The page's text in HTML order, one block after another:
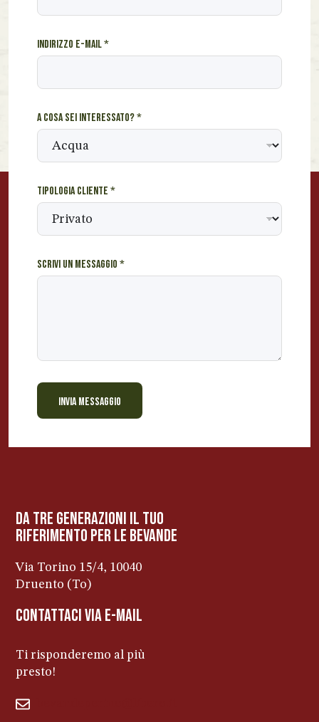
Indirizzo e-mail*
A cosa sei interessato?*
Tipologia cliente *
Scrivi un messaggio *
INVIA MESSAGGIO
da tre generazioni il tuo
riferimento per le bevanDe
Via Torino 15/4, 10040
Druento (To)
contattaci via e-mail
Ti risponderemo al più
presto!